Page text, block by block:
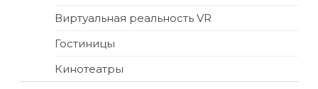
Виртуальная реальность VR
Гостиницы
Кинотеатры